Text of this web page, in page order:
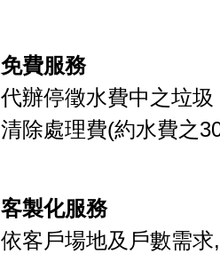
免費服務
代辦停徵水費中之垃圾
清除處理費(約水費之
客製化服務
依客戶場地及戶數需